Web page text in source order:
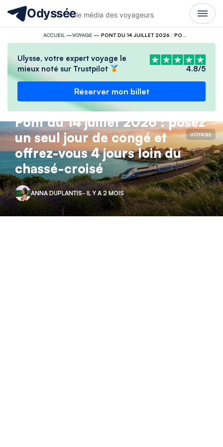
Odysséele média des voyageurs
ACCUEIL —VOYAGE—
Ulysse, votre expert voyage le
mieux noté sur Trustpilot
4.8/5
Réserver mon billet
VOYAGE
Pont du 14 juillet 2026 : posez
un seul jour de congé et
offrez-vous 4 jours loin du
chassé-croisé
ANNA DUPLANTIS- IL Y A 2 MOIS